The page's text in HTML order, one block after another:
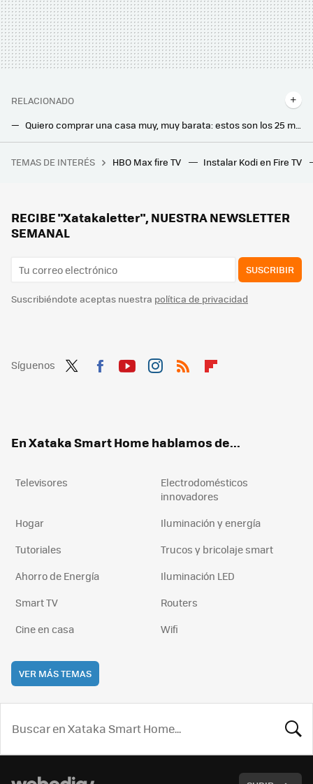
RELACIONADO
Esta pintura es a prueba de alquileres, niños y mascotas: se "pela" cuando quieras mudarte, si está sucia o te gusta otro color
Estamos cada vez más cerca de tener un ‘Bizum europeo’. La clave está en la interconexión entre plataformas
TEMAS DE INTERÉS HBO Max fire TV Instalar Kodi en Fire TV
RECIBE "Xatakaletter", NUESTRA NEWSLETTER
SEMANAL
SUSCRIBIR
Suscribiéndote aceptas nuestra política de privacidad
Síguenos
En Xataka Smart Home hablamos de...
Televisores
Electrodomésticos
innovadores
Hogar
Iluminación y energía
Tutoriales
Trucos y bricolaje smart
Ahorro de Energía
Iluminación LED
Smart TV
Routers
Cine en casa
Wifi
VER MÁS TEMAS